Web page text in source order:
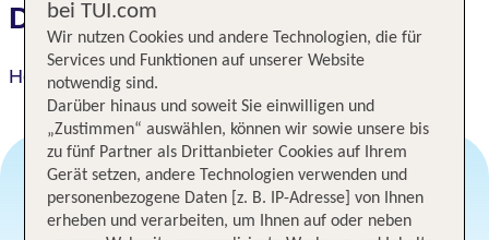
Das erwartet Sie
Hotel Tatra
Angebotsauswahl
bei TUI.com
Wir nutzen Cookies und andere Technologien, die für
Services und Funktionen auf unserer Website
notwendig sind.
Darüber hinaus und soweit Sie einwilligen und
„Zustimmen“ auswählen, können wir sowie unsere bis
zu fünf Partner als Drittanbieter Cookies auf Ihrem
Gerät setzen, andere Technologien verwenden und
personenbezogene Daten [z. B. IP-Adresse] von Ihnen
erheben und verarbeiten, um Ihnen auf oder neben